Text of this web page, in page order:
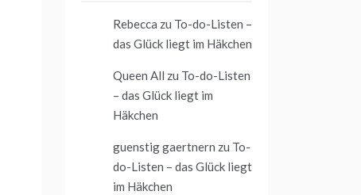
Rebecca zu To-do-Listen –
das Glück liegt im Häkchen
Queen All zu To-do-Listen
– das Glück liegt im
Häkchen
guenstig gaertnern zu To-
do-Listen – das Glück liegt
im Häkchen